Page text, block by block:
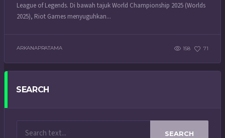
League of Legends. Di bawah tajuk World Championship 2025 (Worlds
2025), Riot Games menyuguhkan...
ARKANAPRATAMA 158 71
SEARCH
SEARCH